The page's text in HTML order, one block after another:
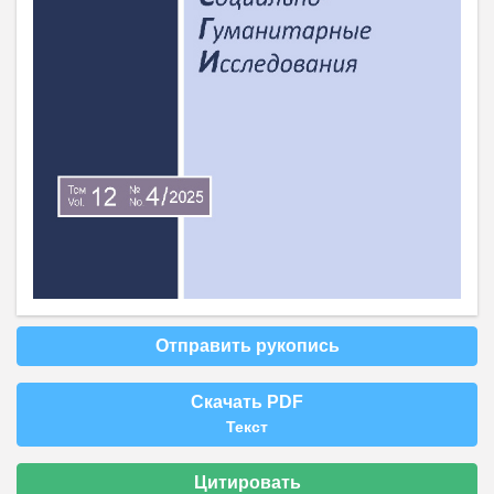
Отправить рукопись
Скачать PDF
Текст
Цитировать